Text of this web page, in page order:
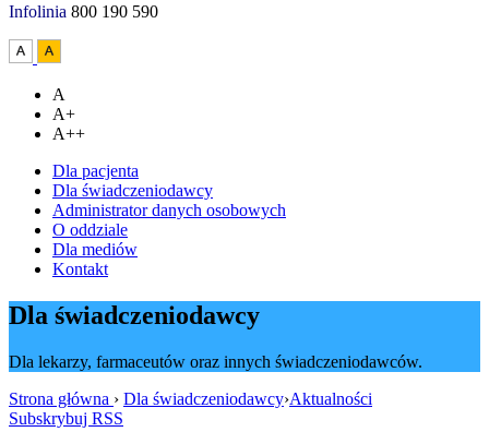
Infolinia 800 190 590
A
A+
A++
Dla pacjenta
Dla świadczeniodawcy
Administrator danych osobowych
O oddziale
Dla mediów
Kontakt
Dla świadczeniodawcy
Dla lekarzy, farmaceutów oraz innych świadczeniodawców.
Strona główna › Dla świadczeniodawcy›Aktualności
Subskrybuj RSS